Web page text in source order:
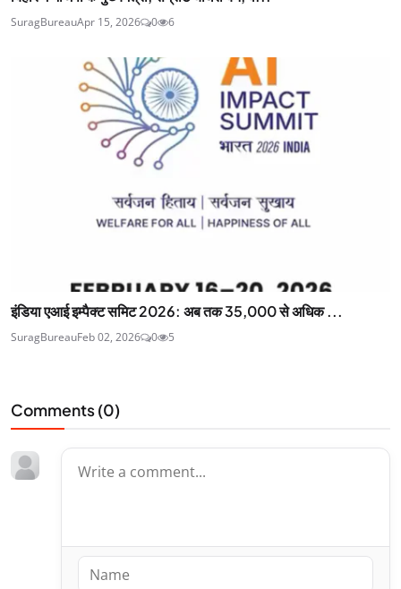
SuragBureauApr 15, 2026 0 6
इंडिया एआई इम्पैक्ट समिट 2026: अब तक 35,000 से अधिक ...
SuragBureauFeb 02, 2026 0 5
Comments (0)